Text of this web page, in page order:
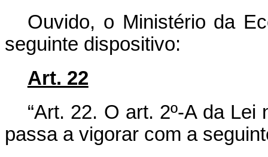
Ouvido, o Ministério da
seguinte dispositivo:
Art. 22
“Art. 22. O art. 2º-A da
passa a vigorar com a